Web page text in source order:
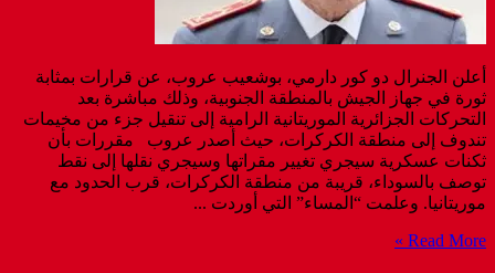
أعلن الجنرال دو كور دارمي، بوشعيب عروب، عن قرارات بمثابة
ثورة في جهاز الجيش بالمنطقة الجنوبية، وذلك مباشرة بعد
التحركات الجزائرية الموريتانية الرامية إلى تنقيل جزء من مخيمات
تندوف إلى منطقة الكركرات، حيث أصدر عروب مقررات بأن
ثكنات عسكرية سيجري تغيير مقراتها وسيجري نقلها إلى نقط
توصف بالسوداء، قريبة من منطقة الكركرات، قرب الحدود مع
موريتانيا. وعلمت “المساء” التي أوردت ...
Read More »